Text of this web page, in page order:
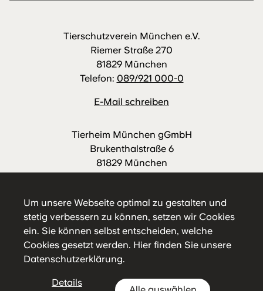
Um unsere Webseite optimal zu gestalten und
stetig verbessern zu können, setzen wir Cookies
ein. Sie können selbst entscheiden, welche
Cookies gesetzt werden. Hier finden Sie unsere
Datenschutzerklärung.
Details
Tierschutzverein München e.V.
Riemer Straße 270
81829 München
Telefon: 089/921 000-0
E-Mail schreiben
Tierheim München gGmbH
Brukenthalstraße 6
81829 München
E-Mail schreiben